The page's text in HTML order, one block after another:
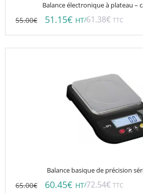
Balance électronique à plateau –
55.00€ 51.15€ HT/61.38€ TTC
Balance basique de précision
65.00€ 60.45€ HT/72.54€ TTC